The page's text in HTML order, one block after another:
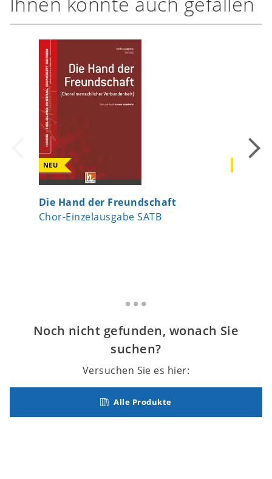
NEU
Die Hand der Freundschaft
Chor-Einzelausgabe SATB
Noch nicht gefunden, wonach Sie
suchen?
Versuchen Sie es hier:
Alle Produkte